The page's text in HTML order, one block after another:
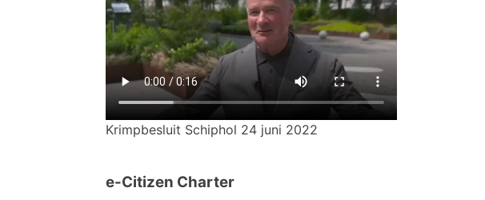
Krimpbesluit Schiphol 24 juni 2022
e-Citizen Charter